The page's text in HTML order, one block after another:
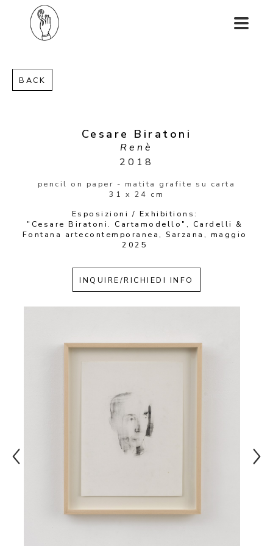
BACK
Cesare Biratoni
Renè
2018
pencil on paper - matita grafite su carta
31 x 24 cm
Esposizioni / Exhibitions:
"Cesare Biratoni. Cartamodello", Cardelli &
Fontana artecontemporanea, Sarzana, maggio
2025
INQUIRE/RICHIEDI INFO